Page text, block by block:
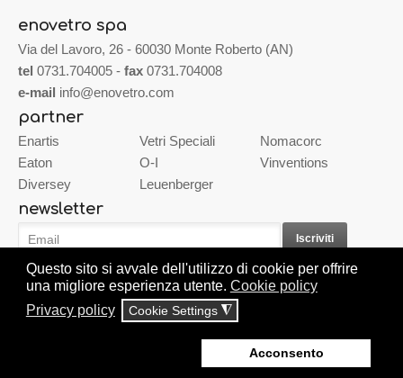
Questo sito si avvale dell'utilizzo di cookie per offrire
una migliore esperienza utente. Cookie policy
Privacy policy
Cookie Settings ◮
Acconsento
enovetro spa
Via del Lavoro, 26 - 60030 Monte Roberto (AN)
tel 0731.704005 - fax 0731.704008
e-mail info@enovetro.com
partner
Enartis
Eaton
Diversey
Vetri Speciali
O-I
Leuenberger
Nomacorc
Vinventions
newsletter
Acconsento al trattamento dei miei dati
Privacy|Accessibilità